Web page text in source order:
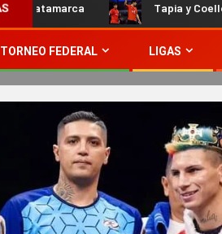
Tapia y Coello avanzaron a
TORNEO FEDERAL LIGAS